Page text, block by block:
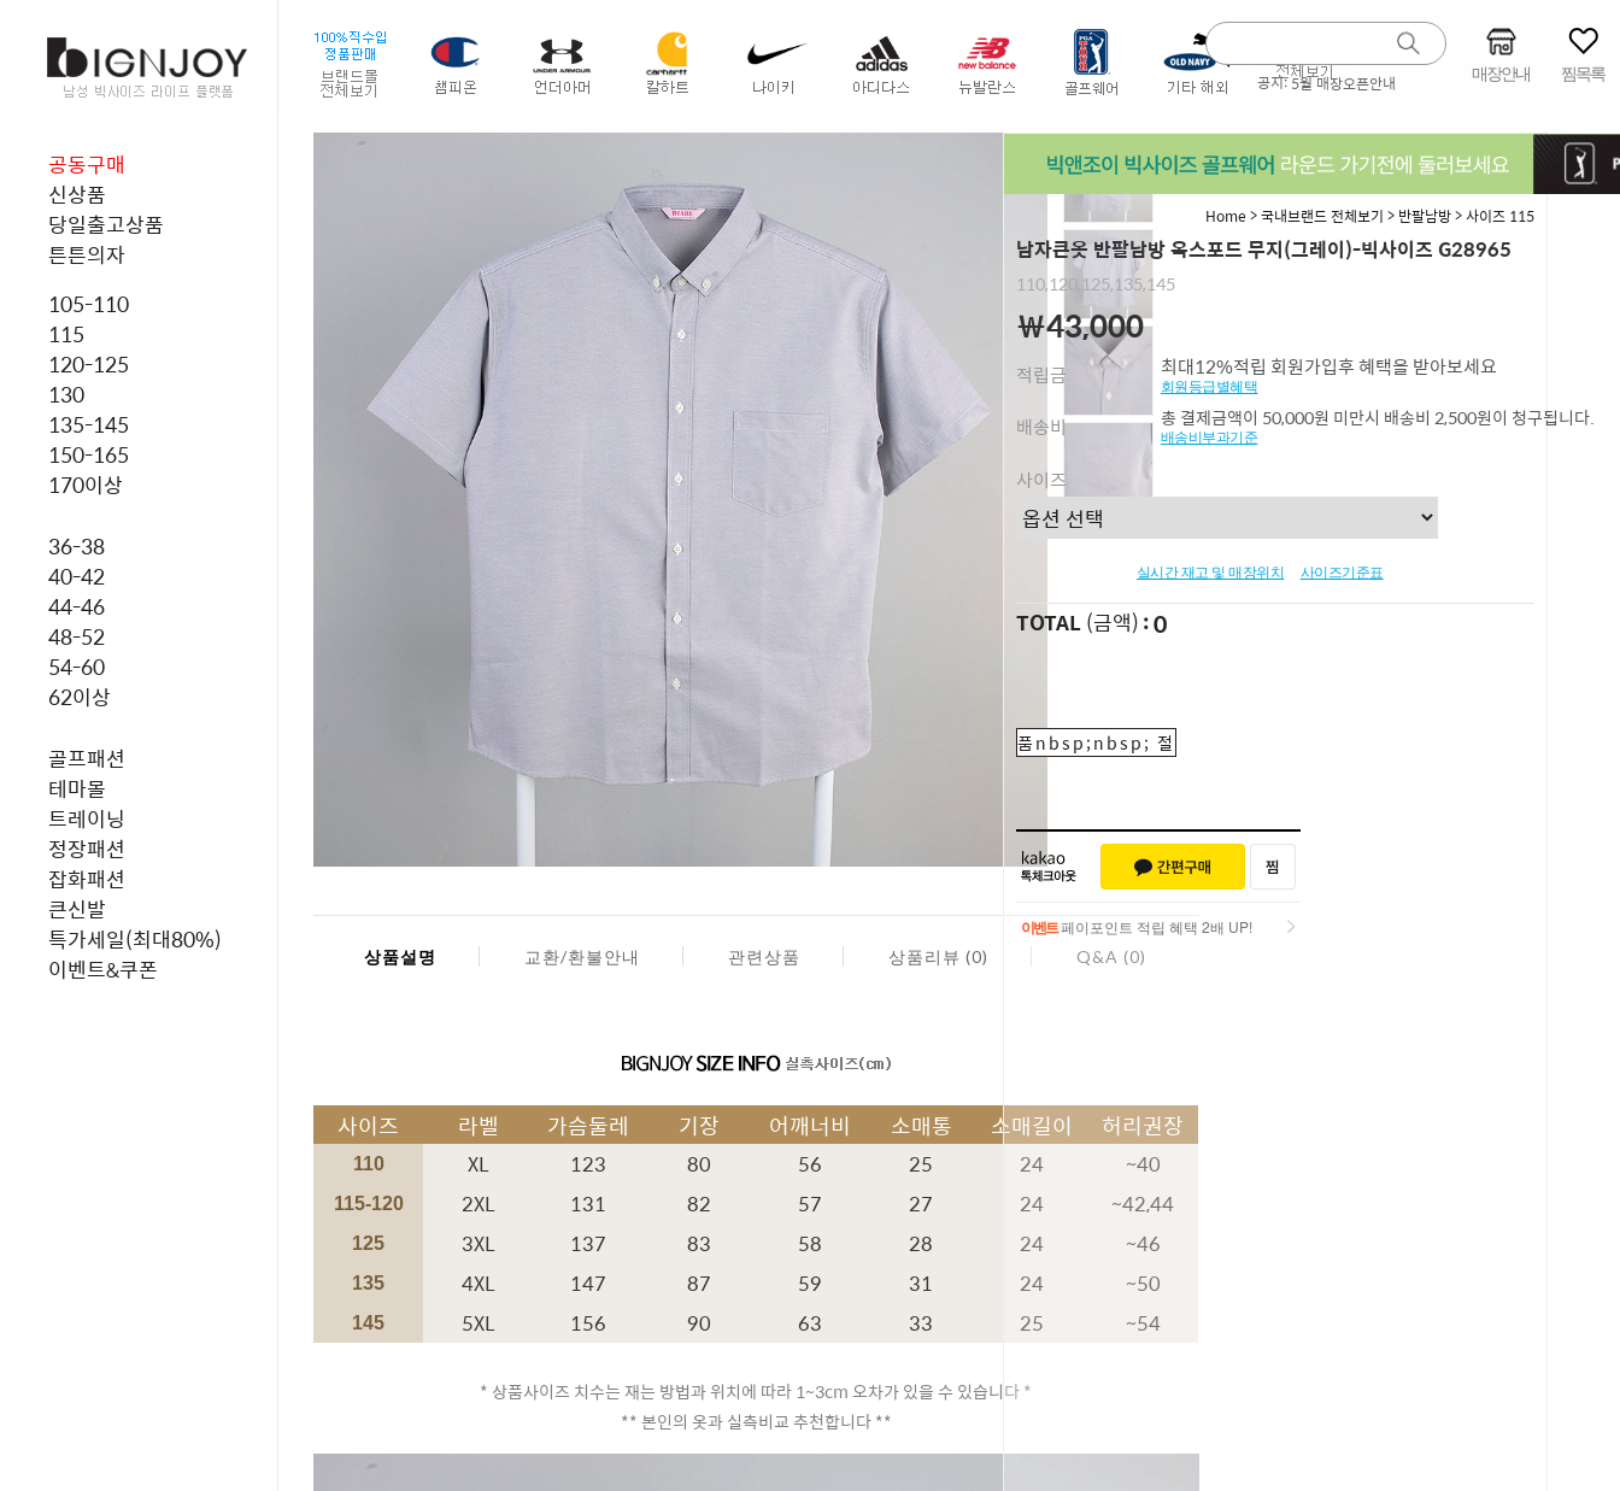
공지:5월 매장오픈안내 매장안내 찜목록
공동구매
신상품
당일출고상품
튼튼의자
105-110
115
120-125
130
135-145
150-165
170이상
36-38
40-42
44-46
48-52
54-60
62이상
골프패션
테마몰
트레이닝
정장패션
잡화패션
큰신발
특가세일(최대80%)
이벤트&쿠폰
Home>국내브랜드 전체보기 > 반팔남방>사이즈 115
남자큰옷 반팔남방 옥스포드 무지(그레이)-빅사이즈 G28965
110,120,125,135,145
￦43,000
적립금 최대12%적립 회원가입후 혜택을 받아보세요
회원등급별혜택
배송비 총 결제금액이 50,000원 미만시 배송비 2,500원이 청구됩니다.
배송비부과기준
사이즈
실시간 재고 및 매장위치 사이즈기준표
TOTAL(금액) 0
품nbsp;nbsp; 절
이벤트페이포인트 적립 혜택 2배 UP!
이벤트 페이포인트 적립 혜택 2배 UP!
상품설명 교환/환불안내 관련상품 상품리뷰 (0) Q&A (0)
사이즈 라벨 가슴둘레 기장 어깨너비 소매통 소매길이 허리권장
110 XL 123 80 56 25 24 ~40
115-120 2XL 131 82 57 27 24 ~42,44
125 3XL 137 83 58 28 24 ~46
135 4XL 147 87 59 31 24 ~50
145 5XL 156 90 63 33 25 ~54
* 상품사이즈 치수는 재는 방법과 위치에 따라 1~3cm 오차가 있을 수 있습니다 *
** 본인의 옷과 실측비교 추천합니다 **